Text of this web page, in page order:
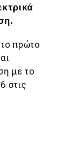
πρώτο
με το
στις